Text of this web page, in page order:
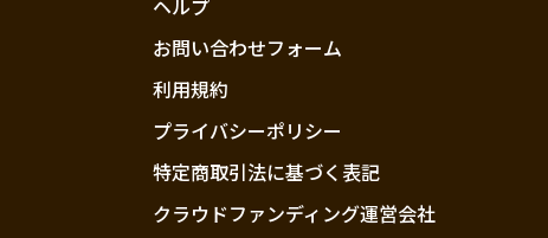
お問い合わせフォーム
利用規約
プライバシーポリシー
特定商取引法に基づく表記
クラウドファンディング運営会社